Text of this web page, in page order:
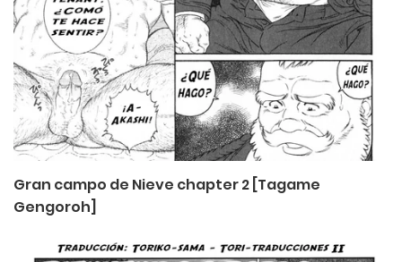
Gran campo de Nieve chapter 2 [Tagame
Gengoroh]